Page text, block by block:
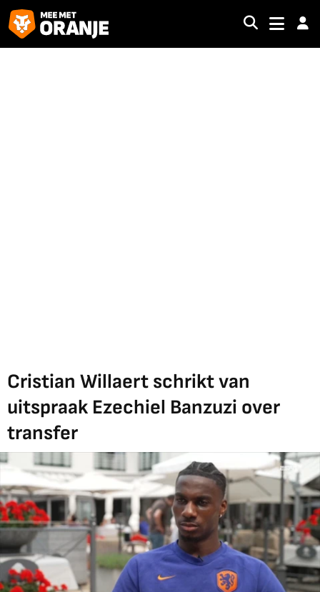
Cristian Willaert schrikt van
uitspraak Ezechiel Banzuzi over
transfer